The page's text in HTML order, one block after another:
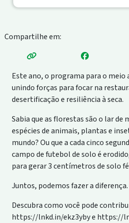
Compartilhe em:
Este ano, o programa para o meio
unindo forças para focar na
desertificação e resiliência à seca.
Sabia que as florestas são o lar de
espécies de animais, plantas e
mundo? Ou que a cada cinco
campo de futebol de solo é
para gerar 3 centímetros de solo
Juntos, podemos fazer a diferença.
Descubra como você pode
https://lnkd.in/ekz3yby e https://